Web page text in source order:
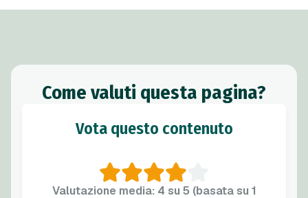
Come valuti questa pagina?
Vota questo contenuto
Valutazione media: 4 su 5 (basata su 1